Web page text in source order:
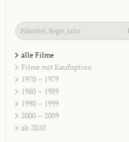
alle Filme
Filme mit Kaufoption
1970 – 1979
1980 – 1989
1990 – 1999
2000 – 2009
ab 2010